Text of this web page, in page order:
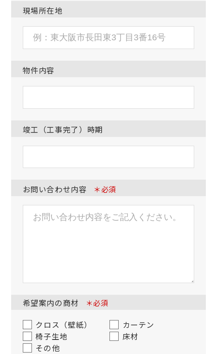
現場所在地
物件内容
竣工（工事完了）時期
お問い合わせ内容 ＊必須
希望案内の商材 ＊必須
クロス（壁紙）
カーテン
椅子生地
床材
その他